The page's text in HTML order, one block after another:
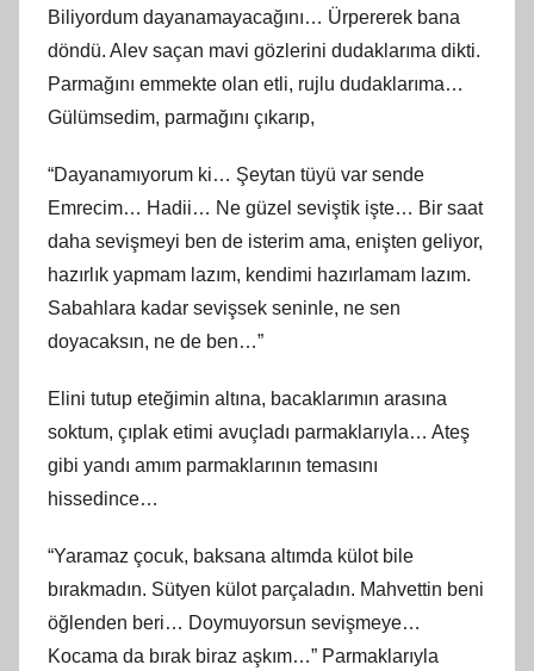
Biliyordum dayanamayacağını… Ürpererek bana
döndü. Alev saçan mavi gözlerini dudaklarıma dikti.
Parmağını emmekte olan etli, rujlu dudaklarıma…
Gülümsedim, parmağını çıkarıp,
“Dayanamıyorum ki… Şeytan tüyü var sende
Emrecim… Hadii… Ne güzel seviştik işte… Bir saat
daha sevişmeyi ben de isterim ama, enişten geliyor,
hazırlık yapmam lazım, kendimi hazırlamam lazım.
Sabahlara kadar sevişsek seninle, ne sen
doyacaksın, ne de ben…”
Elini tutup eteğimin altına, bacaklarımın arasına
soktum, çıplak etimi avuçladı parmaklarıyla… Ateş
gibi yandı amım parmaklarının temasını
hissedince…
“Yaramaz çocuk, baksana altımda külot bile
bırakmadın. Sütyen külot parçaladın. Mahvettin beni
öğlenden beri… Doymuyorsun sevişmeye…
Kocama da bırak biraz aşkım…” Parmaklarıyla